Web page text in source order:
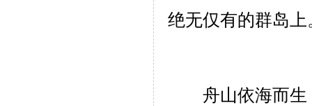
绝无仅有的群岛上
舟山依海而